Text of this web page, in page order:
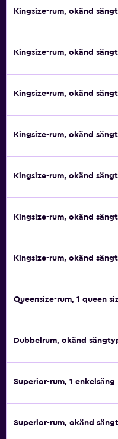
Kingsize-rum, okänd
Kingsize-rum, okänd
Kingsize-rum, okänd
Kingsize-rum, okänd
Kingsize-rum, okänd
Kingsize-rum, okänd
Kingsize-rum, okänd
Queensize-rum, 1 queen
Dubbelrum, okänd
Superior-rum, 1 enkelsäng
Superior-rum, okänd